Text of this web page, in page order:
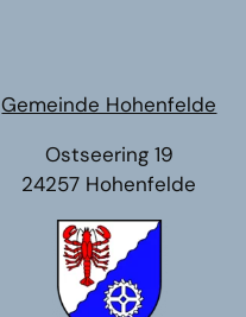
Gemeinde Hohenfelde
Ostseering 19
24257 Hohenfelde